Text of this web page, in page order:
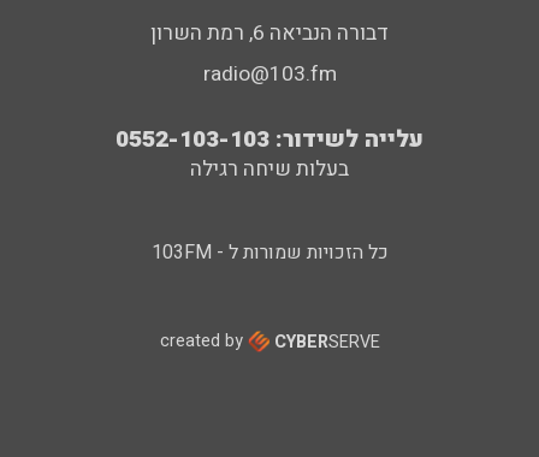
דבורה הנביאה 6, רמת השרון
radio@103.fm
עלייה לשידור: 0552-103-103
בעלות שיחה רגילה
כל הזכויות שמורות ל - 103FM
created by CYBERSERVE